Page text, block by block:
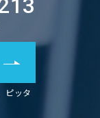
ピッタ